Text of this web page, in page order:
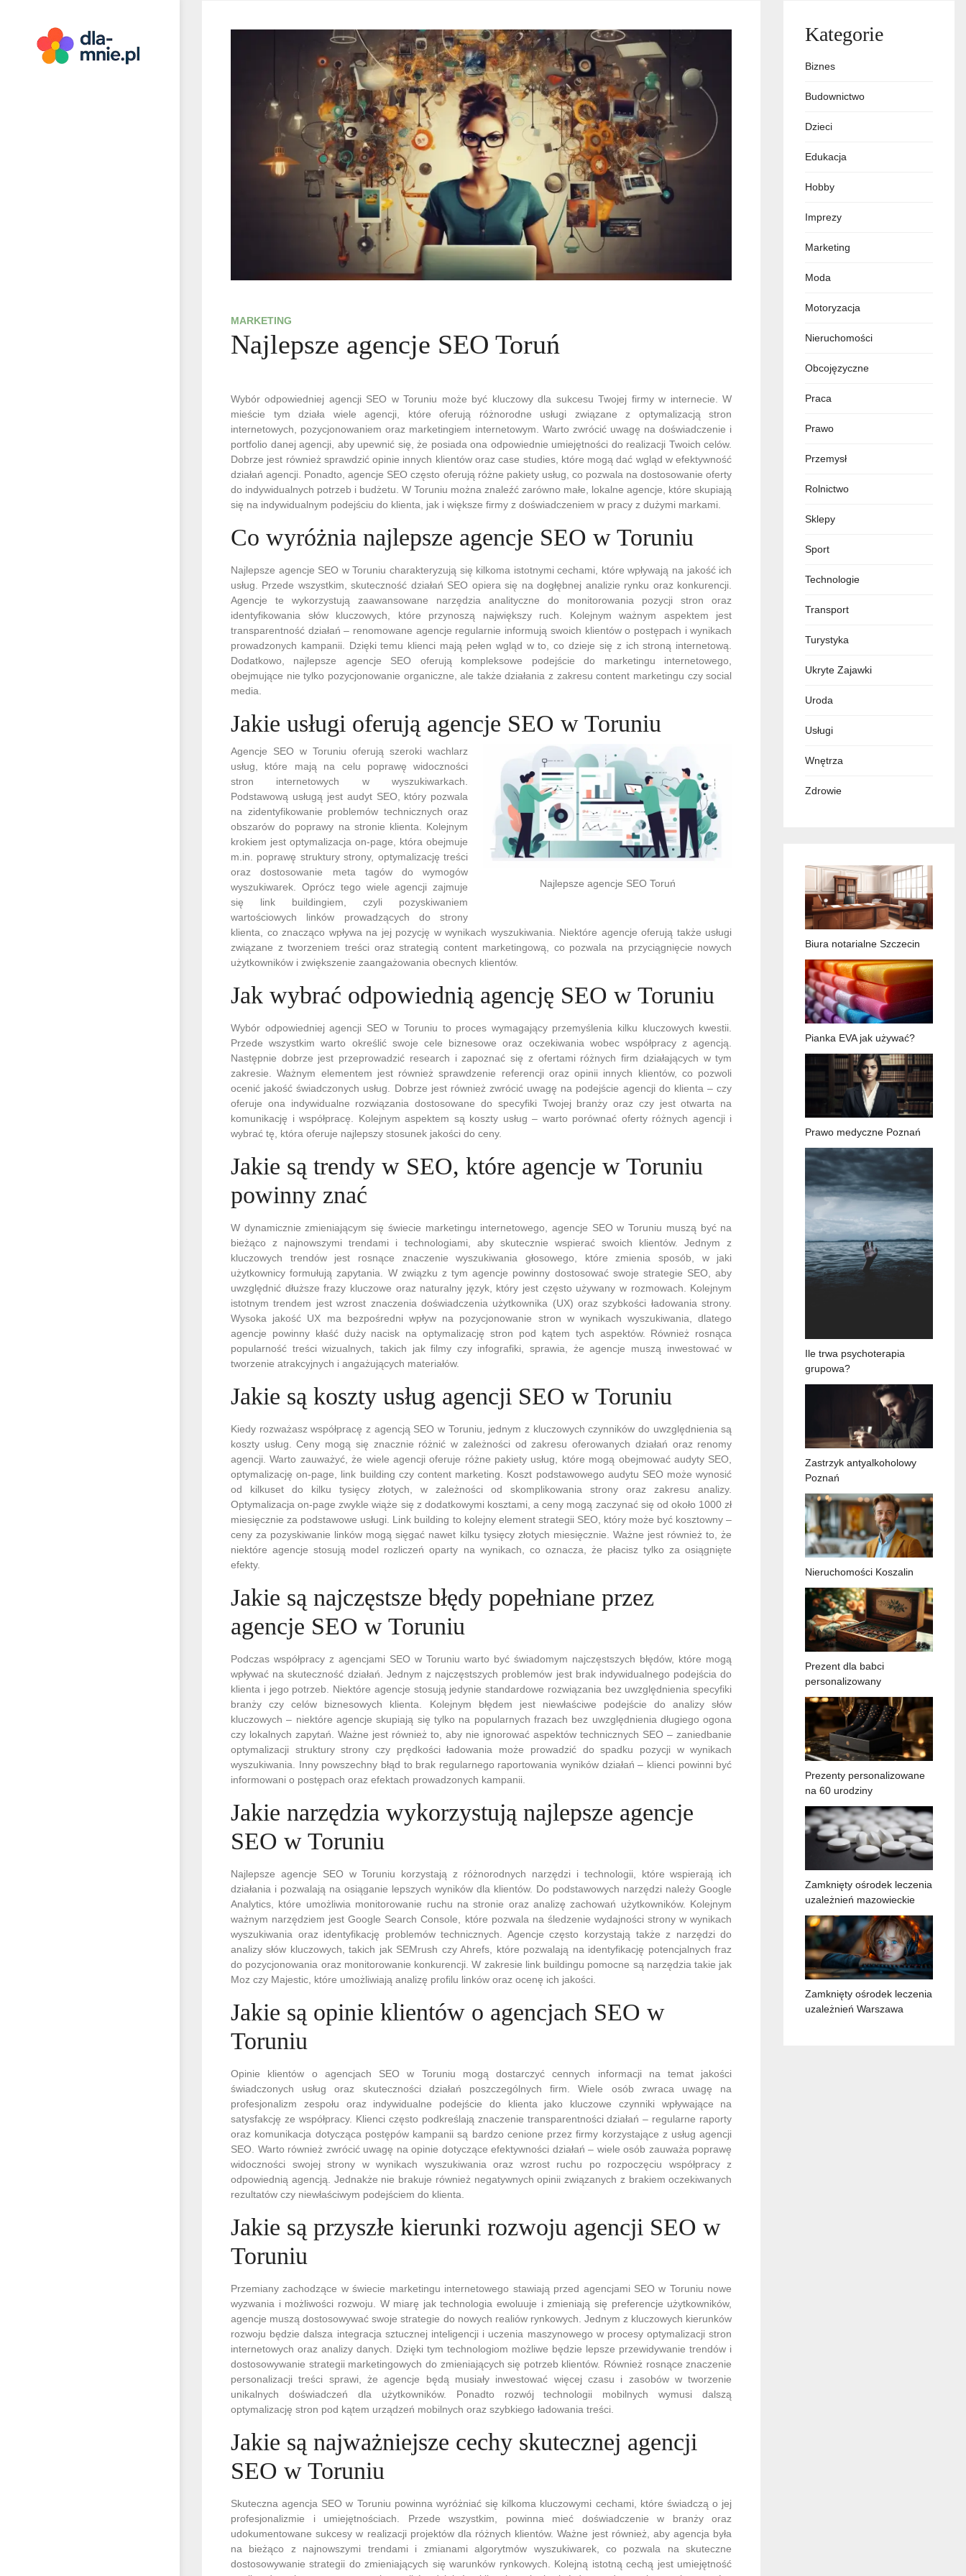
MARKETING
Najlepsze agencje SEO Toruń
Wybór odpowiedniej agencji SEO w Toruniu może być kluczowy dla sukcesu Twojej firmy w internecie. W
mieście tym działa wiele agencji, które oferują różnorodne usługi związane z optymalizacją stron
internetowych, pozycjonowaniem oraz marketingiem internetowym. Warto zwrócić uwagę na doświadczenie i
portfolio danej agencji, aby upewnić się, że posiada ona odpowiednie umiejętności do realizacji Twoich celów.
Dobrze jest również sprawdzić opinie innych klientów oraz case studies, które mogą dać wgląd w efektywność
działań agencji. Ponadto, agencje SEO często oferują różne pakiety usług, co pozwala na dostosowanie oferty
do indywidualnych potrzeb i budżetu. W Toruniu można znaleźć zarówno małe, lokalne agencje, które skupiają
się na indywidualnym podejściu do klienta, jak i większe firmy z doświadczeniem w pracy z dużymi markami.
Co wyróżnia najlepsze agencje SEO w Toruniu
Najlepsze agencje SEO w Toruniu charakteryzują się kilkoma istotnymi cechami, które wpływają na jakość ich
usług. Przede wszystkim, skuteczność działań SEO opiera się na dogłębnej analizie rynku oraz konkurencji.
Agencje te wykorzystują zaawansowane narzędzia analityczne do monitorowania pozycji stron oraz
identyfikowania słów kluczowych, które przynoszą największy ruch. Kolejnym ważnym aspektem jest
transparentność działań – renomowane agencje regularnie informują swoich klientów o postępach i wynikach
prowadzonych kampanii. Dzięki temu klienci mają pełen wgląd w to, co dzieje się z ich stroną internetową.
Dodatkowo, najlepsze agencje SEO oferują kompleksowe podejście do marketingu internetowego,
obejmujące nie tylko pozycjonowanie organiczne, ale także działania z zakresu content marketingu czy social
media.
Jakie usługi oferują agencje SEO w Toruniu
Najlepsze agencje SEO Toruń
Agencje SEO w Toruniu oferują szeroki wachlarz
usług, które mają na celu poprawę widoczności
stron internetowych w wyszukiwarkach.
Podstawową usługą jest audyt SEO, który pozwala
na zidentyfikowanie problemów technicznych oraz
obszarów do poprawy na stronie klienta. Kolejnym
krokiem jest optymalizacja on-page, która obejmuje
m.in. poprawę struktury strony, optymalizację treści
oraz dostosowanie meta tagów do wymogów
wyszukiwarek. Oprócz tego wiele agencji zajmuje
się link buildingiem, czyli pozyskiwaniem
wartościowych linków prowadzących do strony
klienta, co znacząco wpływa na jej pozycję w wynikach wyszukiwania. Niektóre agencje oferują także usługi
związane z tworzeniem treści oraz strategią content marketingową, co pozwala na przyciągnięcie nowych
użytkowników i zwiększenie zaangażowania obecnych klientów.
Jak wybrać odpowiednią agencję SEO w Toruniu
Wybór odpowiedniej agencji SEO w Toruniu to proces wymagający przemyślenia kilku kluczowych kwestii.
Przede wszystkim warto określić swoje cele biznesowe oraz oczekiwania wobec współpracy z agencją.
Następnie dobrze jest przeprowadzić research i zapoznać się z ofertami różnych firm działających w tym
zakresie. Ważnym elementem jest również sprawdzenie referencji oraz opinii innych klientów, co pozwoli
ocenić jakość świadczonych usług. Dobrze jest również zwrócić uwagę na podejście agencji do klienta – czy
oferuje ona indywidualne rozwiązania dostosowane do specyfiki Twojej branży oraz czy jest otwarta na
komunikację i współpracę. Kolejnym aspektem są koszty usług – warto porównać oferty różnych agencji i
wybrać tę, która oferuje najlepszy stosunek jakości do ceny.
Jakie są trendy w SEO, które agencje w Toruniu
powinny znać
W dynamicznie zmieniającym się świecie marketingu internetowego, agencje SEO w Toruniu muszą być na
bieżąco z najnowszymi trendami i technologiami, aby skutecznie wspierać swoich klientów. Jednym z
kluczowych trendów jest rosnące znaczenie wyszukiwania głosowego, które zmienia sposób, w jaki
użytkownicy formułują zapytania. W związku z tym agencje powinny dostosować swoje strategie SEO, aby
uwzględnić dłuższe frazy kluczowe oraz naturalny język, który jest często używany w rozmowach. Kolejnym
istotnym trendem jest wzrost znaczenia doświadczenia użytkownika (UX) oraz szybkości ładowania strony.
Wysoka jakość UX ma bezpośredni wpływ na pozycjonowanie stron w wynikach wyszukiwania, dlatego
agencje powinny kłaść duży nacisk na optymalizację stron pod kątem tych aspektów. Również rosnąca
popularność treści wizualnych, takich jak filmy czy infografiki, sprawia, że agencje muszą inwestować w
tworzenie atrakcyjnych i angażujących materiałów.
Jakie są koszty usług agencji SEO w Toruniu
Kiedy rozważasz współpracę z agencją SEO w Toruniu, jednym z kluczowych czynników do uwzględnienia są
koszty usług. Ceny mogą się znacznie różnić w zależności od zakresu oferowanych działań oraz renomy
agencji. Warto zauważyć, że wiele agencji oferuje różne pakiety usług, które mogą obejmować audyty SEO,
optymalizację on-page, link building czy content marketing. Koszt podstawowego audytu SEO może wynosić
od kilkuset do kilku tysięcy złotych, w zależności od skomplikowania strony oraz zakresu analizy.
Optymalizacja on-page zwykle wiąże się z dodatkowymi kosztami, a ceny mogą zaczynać się od około 1000 zł
miesięcznie za podstawowe usługi. Link building to kolejny element strategii SEO, który może być kosztowny –
ceny za pozyskiwanie linków mogą sięgać nawet kilku tysięcy złotych miesięcznie. Ważne jest również to, że
niektóre agencje stosują model rozliczeń oparty na wynikach, co oznacza, że płacisz tylko za osiągnięte
efekty.
Jakie są najczęstsze błędy popełniane przez
agencje SEO w Toruniu
Podczas współpracy z agencjami SEO w Toruniu warto być świadomym najczęstszych błędów, które mogą
wpływać na skuteczność działań. Jednym z najczęstszych problemów jest brak indywidualnego podejścia do
klienta i jego potrzeb. Niektóre agencje stosują jedynie standardowe rozwiązania bez uwzględnienia specyfiki
branży czy celów biznesowych klienta. Kolejnym błędem jest niewłaściwe podejście do analizy słów
kluczowych – niektóre agencje skupiają się tylko na popularnych frazach bez uwzględnienia długiego ogona
czy lokalnych zapytań. Ważne jest również to, aby nie ignorować aspektów technicznych SEO – zaniedbanie
optymalizacji struktury strony czy prędkości ładowania może prowadzić do spadku pozycji w wynikach
wyszukiwania. Inny powszechny błąd to brak regularnego raportowania wyników działań – klienci powinni być
informowani o postępach oraz efektach prowadzonych kampanii.
Jakie narzędzia wykorzystują najlepsze agencje
SEO w Toruniu
Najlepsze agencje SEO w Toruniu korzystają z różnorodnych narzędzi i technologii, które wspierają ich
działania i pozwalają na osiąganie lepszych wyników dla klientów. Do podstawowych narzędzi należy Google
Analytics, które umożliwia monitorowanie ruchu na stronie oraz analizę zachowań użytkowników. Kolejnym
ważnym narzędziem jest Google Search Console, które pozwala na śledzenie wydajności strony w wynikach
wyszukiwania oraz identyfikację problemów technicznych. Agencje często korzystają także z narzędzi do
analizy słów kluczowych, takich jak SEMrush czy Ahrefs, które pozwalają na identyfikację potencjalnych fraz
do pozycjonowania oraz monitorowanie konkurencji. W zakresie link buildingu pomocne są narzędzia takie jak
Moz czy Majestic, które umożliwiają analizę profilu linków oraz ocenę ich jakości.
Jakie są opinie klientów o agencjach SEO w
Toruniu
Opinie klientów o agencjach SEO w Toruniu mogą dostarczyć cennych informacji na temat jakości
świadczonych usług oraz skuteczności działań poszczególnych firm. Wiele osób zwraca uwagę na
profesjonalizm zespołu oraz indywidualne podejście do klienta jako kluczowe czynniki wpływające na
satysfakcję ze współpracy. Klienci często podkreślają znaczenie transparentności działań – regularne raporty
oraz komunikacja dotycząca postępów kampanii są bardzo cenione przez firmy korzystające z usług agencji
SEO. Warto również zwrócić uwagę na opinie dotyczące efektywności działań – wiele osób zauważa poprawę
widoczności swojej strony w wynikach wyszukiwania oraz wzrost ruchu po rozpoczęciu współpracy z
odpowiednią agencją. Jednakże nie brakuje również negatywnych opinii związanych z brakiem oczekiwanych
rezultatów czy niewłaściwym podejściem do klienta.
Jakie są przyszłe kierunki rozwoju agencji SEO w
Toruniu
Przemiany zachodzące w świecie marketingu internetowego stawiają przed agencjami SEO w Toruniu nowe
wyzwania i możliwości rozwoju. W miarę jak technologia ewoluuje i zmieniają się preferencje użytkowników,
agencje muszą dostosowywać swoje strategie do nowych realiów rynkowych. Jednym z kluczowych kierunków
rozwoju będzie dalsza integracja sztucznej inteligencji i uczenia maszynowego w procesy optymalizacji stron
internetowych oraz analizy danych. Dzięki tym technologiom możliwe będzie lepsze przewidywanie trendów i
dostosowywanie strategii marketingowych do zmieniających się potrzeb klientów. Również rosnące znaczenie
personalizacji treści sprawi, że agencje będą musiały inwestować więcej czasu i zasobów w tworzenie
unikalnych doświadczeń dla użytkowników. Ponadto rozwój technologii mobilnych wymusi dalszą
optymalizację stron pod kątem urządzeń mobilnych oraz szybkiego ładowania treści.
Jakie są najważniejsze cechy skutecznej agencji
SEO w Toruniu
Skuteczna agencja SEO w Toruniu powinna wyróżniać się kilkoma kluczowymi cechami, które świadczą o jej
profesjonalizmie i umiejętnościach. Przede wszystkim, powinna mieć doświadczenie w branży oraz
udokumentowane sukcesy w realizacji projektów dla różnych klientów. Ważne jest również, aby agencja była
na bieżąco z najnowszymi trendami i zmianami algorytmów wyszukiwarek, co pozwala na skuteczne
dostosowywanie strategii do zmieniających się warunków rynkowych. Kolejną istotną cechą jest umiejętność
Kategorie
Biznes
Budownictwo
Dzieci
Edukacja
Hobby
Imprezy
Marketing
Moda
Motoryzacja
Nieruchomości
Obcojęzyczne
Praca
Prawo
Przemysł
Rolnictwo
Sklepy
Sport
Technologie
Transport
Turystyka
Ukryte Zajawki
Uroda
Usługi
Wnętrza
Zdrowie
Biura notarialne Szczecin
Pianka EVA jak używać?
Prawo medyczne Poznań
Ile trwa psychoterapia
grupowa?
Zastrzyk antyalkoholowy
Poznań
Nieruchomości Koszalin
Prezent dla babci
personalizowany
Prezenty personalizowane
na 60 urodziny
Zamknięty ośrodek leczenia
uzależnień mazowieckie
Zamknięty ośrodek leczenia
uzależnień Warszawa